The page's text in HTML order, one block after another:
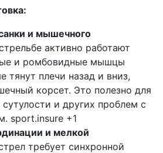
и мышечного
активно работают
и ромбовидные мышцы
тянут плечи назад и вниз,
корсет. Это полезно для
и других проблем с
sport.insure +1
и мелкой
требует синхронной